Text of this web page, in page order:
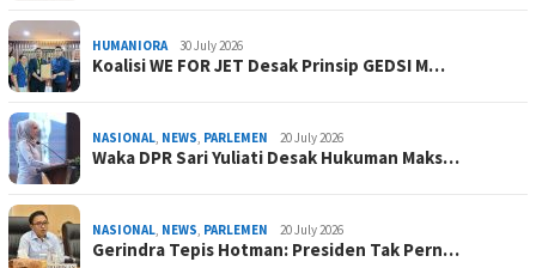
HUMANIORA 30 July 2026
Koalisi WE FOR JET Desak Prinsip GEDSI M…
NASIONAL NEWS PARLEMEN 20 July 2026
Waka DPR Sari Yuliati Desak Hukuman Maks…
NASIONAL NEWS PARLEMEN 20 July 2026
Gerindra Tepis Hotman: Presiden Tak Pern…